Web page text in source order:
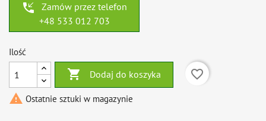
phone_callback
Zamów przez telefon
+48 533 012 703
Ilość
 Dodaj do koszyka
favorite_border
 Ostatnie sztuki w magazynie